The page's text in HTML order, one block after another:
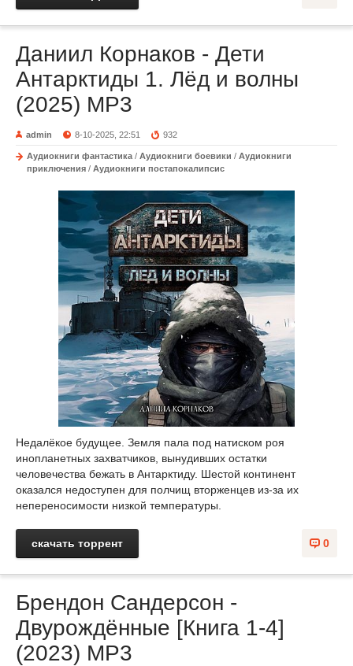
Даниил Корнаков - Дети
Антарктиды 1. Лёд и волны
(2025) MP3
admin 8-10-2025, 22:51 932
Аудиокниги фантастика / Аудиокниги боевики / Аудиокниги
приключения / Аудиокниги постапокалипсис
Недалёкое будущее. Земля пала под натиском роя
инопланетных захватчиков, вынудивших остатки
человечества бежать в Антарктиду. Шестой континент
оказался недоступен для полчищ вторженцев из-за их
непереносимости низкой температуры.
0
скачать торрент
Брендон Сандерсон -
Двурождённые [Книга 1-4]
(2023) MP3